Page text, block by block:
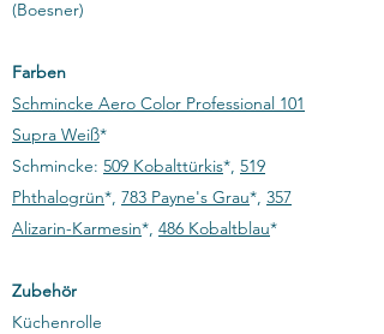
(Boesner)
Farben
Schmincke Aero Color Professional 101
Supra Weiß*
Schmincke: 509 Kobalttürkis*, 519
Phthalogrün*, 783 Payne's Grau*, 357
Alizarin-Karmesin*, 486 Kobaltblau*​
Zubehör
Küchenrolle